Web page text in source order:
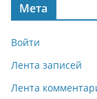
Мета
Войти
Лента записей
Лента